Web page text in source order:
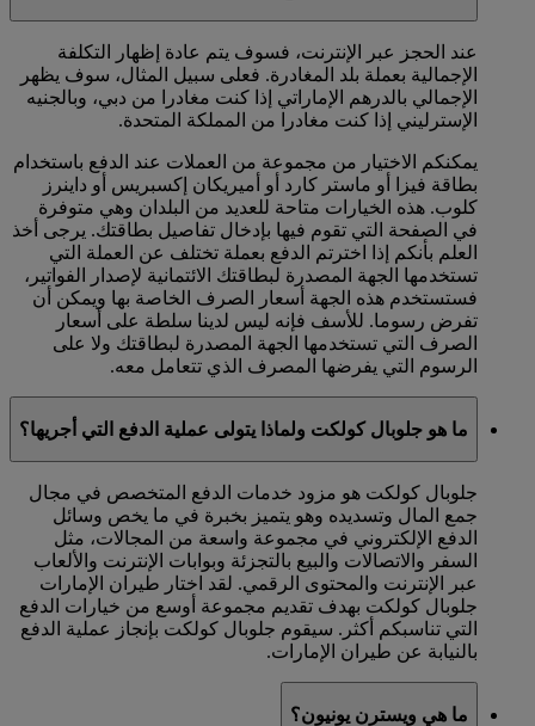
عند الحجز عبر الإنترنت، فسوف يتم عادة إظهار التكلفة
الإجمالية بعملة بلد المغادرة. فعلى سبيل المثال، سوف يظهر
الإجمالي بالدرهم الإماراتي إذا كنت مغادرا من دبي، وبالجنيه
الإسترليني إذا كنت مغادرا من المملكة المتحدة.
يمكنكم الاختيار من مجموعة من العملات عند الدفع باستخدام
بطاقة فيزا أو ماستر كارد أو أميريكان إكسبريس أو داينرز
كلوب. هذه الخيارات متاحة للعديد من البلدان وهي متوفرة
في الصفحة التي تقوم فيها بإدخال تفاصيل بطاقتك. يرجى أخذ
العلم بأنكم إذا اخترتم الدفع بعملة تختلف عن العملة التي
تستخدمها الجهة المصدرة لبطاقتك الائتمانية لإصدار الفواتير،
فستستخدم هذه الجهة أسعار الصرف الخاصة بها ويمكن أن
تفرض رسوما. للأسف فإنه ليس لدينا سلطة على أسعار
الصرف التي تستخدمها الجهة المصدرة لبطاقتك ولا على
الرسوم التي يفرضها المصرف الذي تتعامل معه.
ما هو جلوبال كولكت ولماذا يتولى عملية الدفع التي أجريها؟
جلوبال كولكت هو مزود خدمات الدفع المتخصص في مجال
جمع المال وتسديده وهو يتميز بخبرة في ما يخص وسائل
الدفع الإلكتروني في مجموعة واسعة من المجالات، مثل
السفر والاتصالات والبيع بالتجزئة وبوابات الإنترنت والألعاب
عبر الإنترنت والمحتوى الرقمي. لقد اختار طيران الإمارات
جلوبال كولكت بهدف تقديم مجموعة أوسع من خيارات الدفع
التي تناسبكم أكثر. سيقوم جلوبال كولكت بإنجاز عملية الدفع
بالنيابة عن طيران الإمارات.
ما هي ويسترن يونيون؟